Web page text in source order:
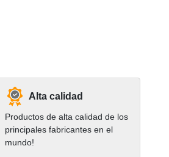
Alta calidad
Productos de alta calidad de los
principales fabricantes en el
mundo!